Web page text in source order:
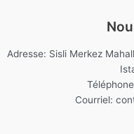
Adresse: Sisli Merkez
Courriel: